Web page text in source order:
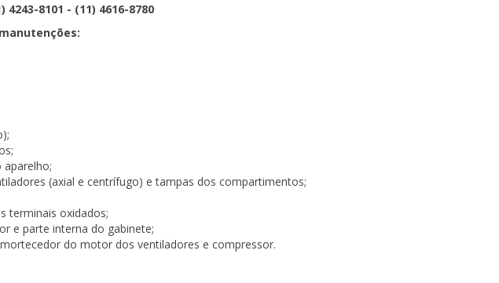
8101 - (11) 4616-8780
(axial e centrífugo) e tampas dos compartimentos;
terminais oxidados;
e parte interna do gabinete;
do motor dos ventiladores e compressor.